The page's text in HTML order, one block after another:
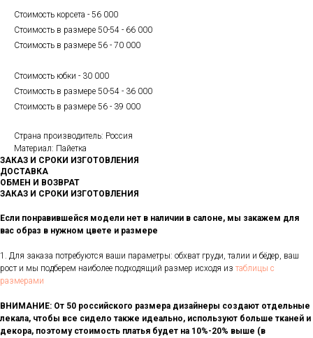
Стоимость корсета - 56 000
Стоимость в размере 50-54 - 66 000
Стоимость в размере 56 - 70 000
Стоимость юбки - 30 000
Стоимость в размере 50-54 - 36 000
Стоимость в размере 56 - 39 000
Страна производитель: Россия
Материал: Пайетка
ЗАКАЗ И СРОКИ ИЗГОТОВЛЕНИЯ
ДОСТАВКА
ОБМЕН И ВОЗВРАТ
ЗАКАЗ И СРОКИ ИЗГОТОВЛЕНИЯ
Если понравившейся модели нет в наличии в салоне, мы закажем для
вас образ в нужном цвете и размере
1. Для заказа потребуются ваши параметры: обхват груди, талии и бёдер, ваш
рост и мы подберем наиболее подходящий размер исходя из таблицы с
размерами
ВНИМАНИЕ: От 50 российского размера дизайнеры создают отдельные
лекала, чтобы все сидело также идеально, используют больше тканей и
декора, поэтому стоимость платья будет на 10%-20% выше (в